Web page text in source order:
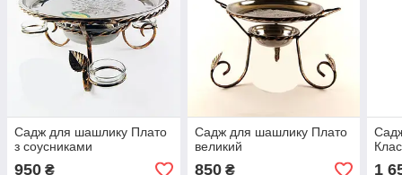
Садж для шашлику Плато
з соусниками
950 ₴
Садж для шашлику Плато
великий
850₴ 1